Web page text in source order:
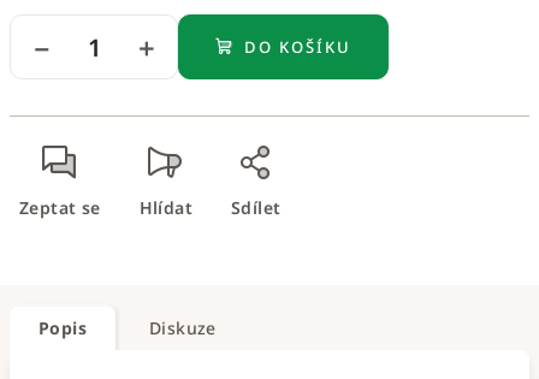
+
− DO KOŠÍKU
Zeptat se Hlídat Sdílet
Popis Diskuze